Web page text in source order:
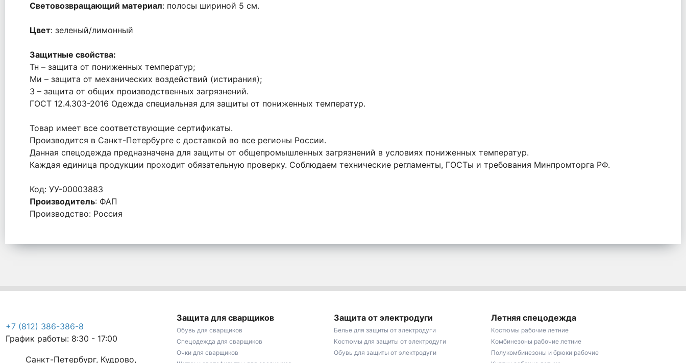
Световозвращающий материал: полосы шириной 5 см.
Цвет: зеленый/лимонный
Защитные свойства:
Тн – защита от пониженных температур;
Ми – защита от механических воздействий (истирания);
З – защита от общих производственных загрязнений.
ГОСТ 12.4.303-2016 Одежда специальная для защиты от пониженных температур.
Товар имеет все соответствующие сертификаты.
Производится в Санкт-Петербурге с доставкой во все регионы России.
Данная спецодежда предназначена для защиты от общепромышленных загрязнений в условиях пониженных температур.
Каждая единица продукции проходит обязательную проверку. Соблюдаем технические регламенты, ГОСТы и требования Минпромторга РФ.
Код: УУ-00003883
Производитель: ФАП
Производство: Россия
+7 (812) 386-386-8
График работы: 8:30 - 17:00
Санкт-Петербург, Кудрово,
Защита для сварщиков
Обувь для сварщиков
Спецодежда для сварщиков
Очки для сварщиков
Защита от электродуги
Белье для защиты от электродуги
Костюмы для защиты от электродуги
Обувь для защиты от электродуги
Летняя спецодежда
Костюмы рабочие летние
Комбинезоны рабочие летние
Полукомбинезоны и брюки рабочие